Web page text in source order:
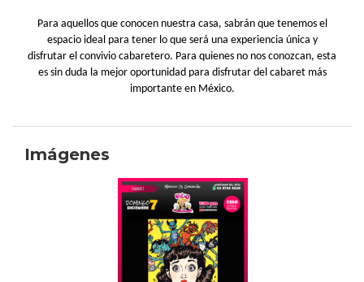
Para aquellos que conocen nuestra casa, sabrán que tenemos el
espacio ideal para tener lo que será una experiencia única y
disfrutar el convivio cabaretero. Para quienes no nos conozcan, esta
es sin duda la mejor oportunidad para disfrutar del cabaret más
importante en México.
Imágenes